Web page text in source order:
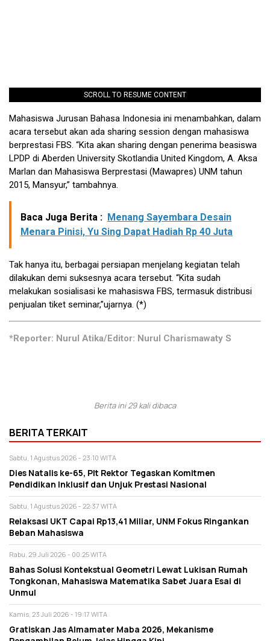
SCROLL TO RESUME CONTENT
Mahasiswa Jurusan Bahasa Indonesia ini menambahkan, dalam
acara tersebut akan ada sharing session dengan mahasiswa
berprestasi FBS. “Kita akan sharing dengan penerima beasiswa
LPDP di Aberden University Skotlandia United Kingdom, A. Aksa
Marlan dan Mahasiswa Berprestasi (Mawapres) UNM tahun
2015, Mansyur,” tambahnya.
Baca Juga Berita : Menang Sayembara Desain
Menara Pinisi, Yu Sing Dapat Hadiah Rp 40 Juta
Tak hanya itu, berbagai persiapan menjelang kegiatan telah
dilakukan demi suksesnya acara tersebut. “Kita sudah
melakukan sosialisasi ke mahasiswa FBS, termasuk distribusi
penjualan tiket seminar,”ujarnya. (*)
*Reporter: Nurul Atika/Editor: Nurul Charismawaty S
Berita ini 29 kali dibaca
BERITA TERKAIT
Sabtu, 1 Agustus 2026 - 23:10 WITA
Dies Natalis ke-65, Plt Rektor Tegaskan Komitmen
Pendidikan Inklusif dan Unjuk Prestasi Nasional
Sabtu, 1 Agustus 2026 - 22:37 WITA
Relaksasi UKT Capai Rp13,41 Miliar, UNM Fokus Ringankan
Beban Mahasiswa
Rabu, 29 Juli 2026 - 00:25 WITA
Bahas Solusi Kontekstual Geometri Lewat Lukisan Rumah
Tongkonan, Mahasiswa Matematika Sabet Juara Esai di
Unmul
Kamis, 23 Juli 2026 - 19:17 WITA
Gratiskan Jas Almamater Maba 2026, Mekanisme